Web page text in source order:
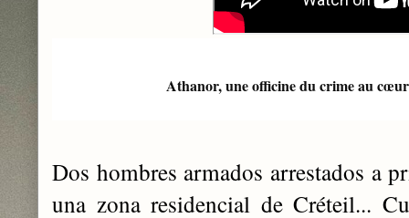
Athanor, une officine du crime au
Dos hombres armados arrestados a
una zona residencial de Créteil...